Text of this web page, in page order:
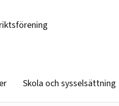
Skola och sysselsättning